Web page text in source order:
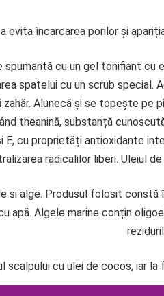
evita încarcarea porilor și
cu un gel tonifiant cu
spatelui cu un scrub
Alunecă și se topește pe
theanină, substanță
cu proprietăți antioxidante
radicalilor liberi. Uleiul
si alge. Produsul folosit
apă. Algele marine conțin
scalpului cu ulei de cocos, iar